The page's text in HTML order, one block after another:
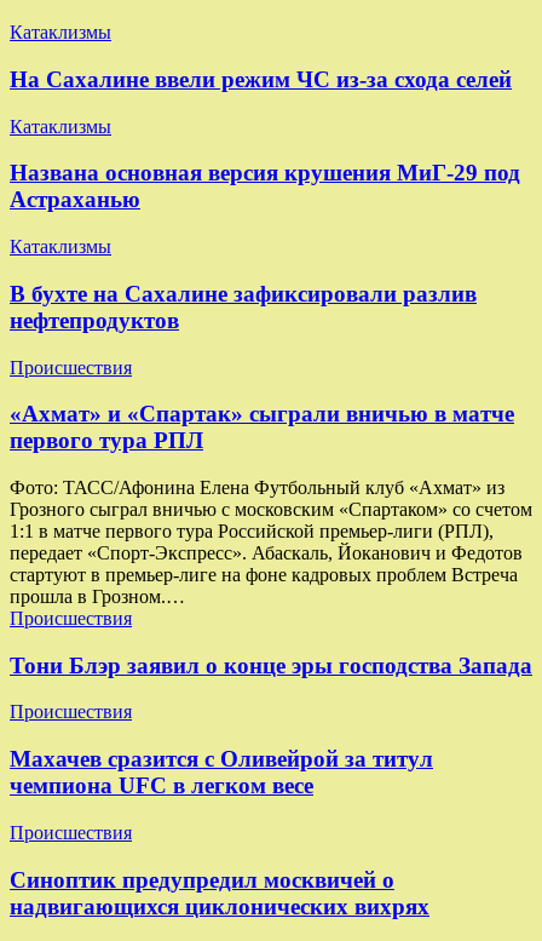
Катаклизмы
На Сахалине ввели режим ЧС из-за схода селей
Катаклизмы
Названа основная версия крушения МиГ-29 под
Астраханью
Катаклизмы
В бухте на Сахалине зафиксировали разлив
нефтепродуктов
Происшествия
«Ахмат» и «Спартак» сыграли вничью в матче
первого тура РПЛ
Фото: ТАСС/Афонина Елена Футбольный клуб «Ахмат» из
Грозного сыграл вничью с московским «Спартаком» со счетом
1:1 в матче первого тура Российской премьер-лиги (РПЛ),
передает «Спорт-Экспресс». Абаскаль, Йоканович и Федотов
стартуют в премьер-лиге на фоне кадровых проблем Встреча
прошла в Грозном.…
Происшествия
Тони Блэр заявил о конце эры господства Запада
Происшествия
Махачев сразится с Оливейрой за титул
чемпиона UFC в легком весе
Происшествия
Синоптик предупредил москвичей о
надвигающихся циклонических вихрях